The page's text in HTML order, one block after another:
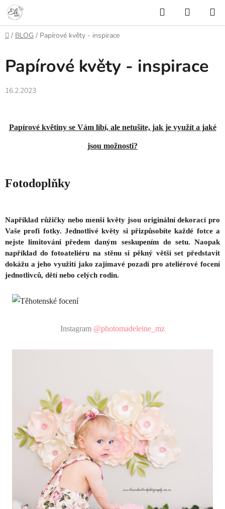
Přejít
na
obsah
Hledat
KOŠÍK
Domů
/ BLOG / Papírové květy - inspirace
Papírové květy - inspirace
16.2.2023
Papírové květiny se Vám líbí, ale netušíte, jak je využít a jaké
jsou možnosti?
Fotodoplňky
Například růžičky nebo menší květy jsou originální dekorací pro
Vaše profi fotky. Jednotlivé květy si přizpůsobíte každé fotce a
nejste limitováni předem daným seskupením do setu. Naopak
například do fotoateliéru na stěnu si pěkný větší set představit
dokážu a jeho využití jako zajímavé pozadí pro ateliérové focení
jednotlivců, dětí nebo celých rodin.
Instagram @photomadeleine_mz